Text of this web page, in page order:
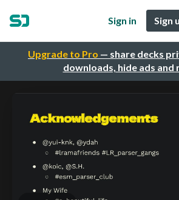
Upgrade to Pro — share decks
downloads, hide ads and
Sign in Sign